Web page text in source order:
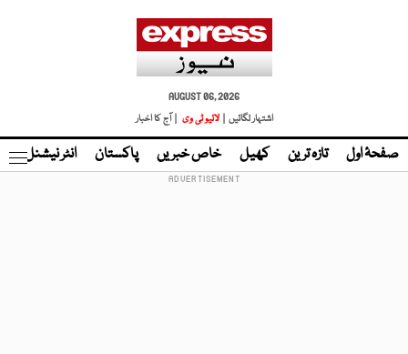
AUGUST 06, 2026
اشتہار لگائیں |
لائیو ٹی وی | آج کا اخبار
صفحۂ اول تازہ ترین کھیل خاص خبریں پاکستان انٹر نیشنل